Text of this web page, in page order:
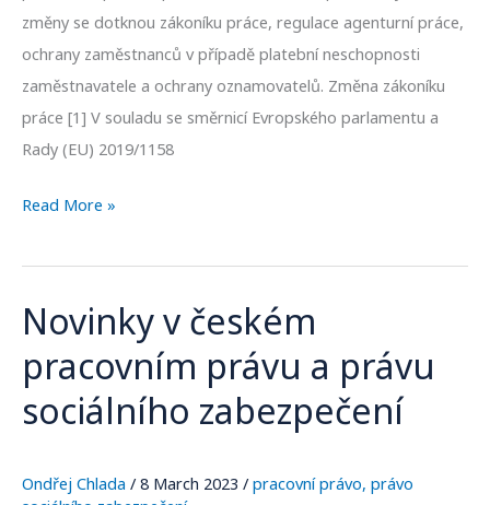
změny se dotknou zákoníku práce, regulace agenturní práce,
ochrany zaměstnanců v případě platební neschopnosti
zaměstnavatele a ochrany oznamovatelů. Změna zákoníku
práce [1] V souladu se směrnicí Evropského parlamentu a
Rady (EU) 2019/1158
Read More »
Novinky v českém
pracovním právu a právu
sociálního zabezpečení
Ondřej Chlada / 8 March 2023 / pracovní právo, právo
Novinky
českém
pracovním